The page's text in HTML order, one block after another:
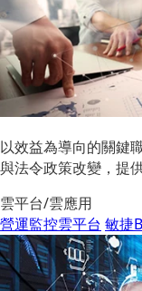
以效益為導向的關鍵
與法令政策改變，提
雲平台/雲應用
營運監控雲平台 敏捷